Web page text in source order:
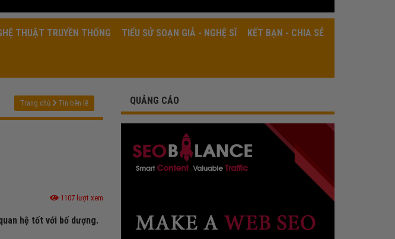
THUẬT TRUYỀN THỐNG TIỂU SỬ SOẠN GIẢ - NGHỆ SĨ KẾT BẠN - CHIA SẺ
Trang chủ Tin bên lề
1107 lượt xem
hệ tốt với bố dượng.
QUẢNG CÁO